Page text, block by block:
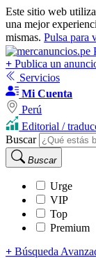
Este sitio web
una mejor
mismas. Pulsa para
+ Publica un
Servicios
Mi Cuenta
Perú
Editorial /
Buscar
Buscar
Urge
VIP
Top
Premium
+ Búsqueda